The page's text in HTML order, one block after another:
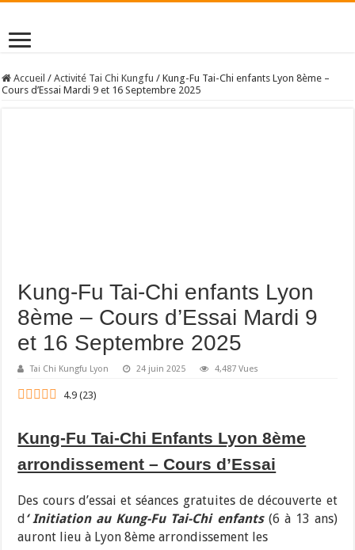
Accueil / Activité Tai Chi Kungfu / Kung-Fu Tai-Chi enfants Lyon 8ème –
Cours d’Essai Mardi 9 et 16 Septembre 2025
Kung-Fu Tai-Chi enfants Lyon
8ème – Cours d’Essai Mardi 9
et 16 Septembre 2025
Tai Chi Kungfu Lyon 24 juin 2025 4,487 Vues
4.9 (23)
Kung-Fu Tai-Chi Enfants Lyon 8ème
arrondissement – Cours d’Essai
Des cours d’essai et séances gratuites de découverte et
d‘ Initiation au Kung-Fu Tai-Chi enfants(6 à 13 ans)
auront lieu à Lyon 8ème arrondissement les